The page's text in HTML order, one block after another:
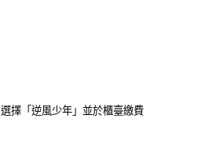
選擇「逆風少年」並於櫃臺繳費